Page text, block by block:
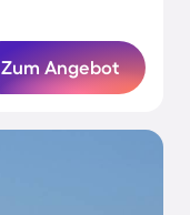
Zum Angebot